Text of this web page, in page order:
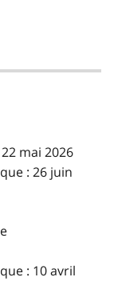
mai 2026
: 26 juin
: 10 avril